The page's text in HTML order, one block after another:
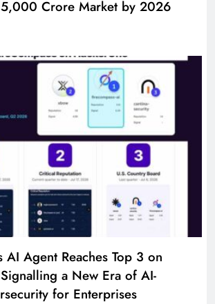
Crore Market by 2026
AI Agent Reaches Top 3 on
a New Era of AI-
for Enterprises